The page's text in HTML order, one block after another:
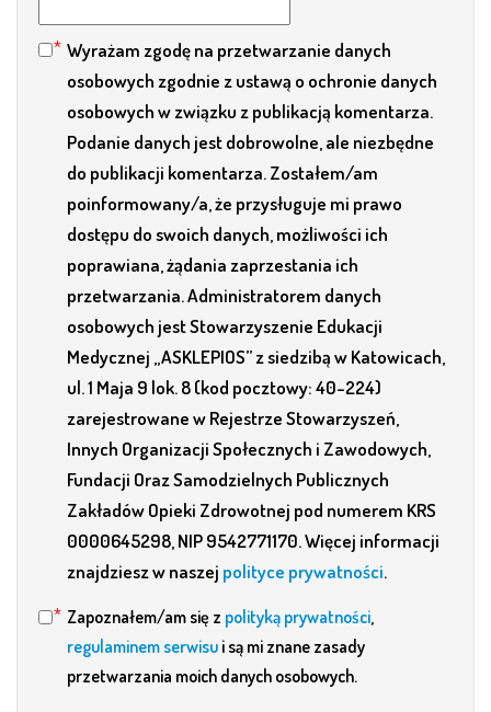
Wyrażam zgodę na przetwarzanie danych
osobowych zgodnie z ustawą o ochronie danych
osobowych w związku z publikacją komentarza.
Podanie danych jest dobrowolne, ale niezbędne
do publikacji komentarza. Zostałem/am
poinformowany/a, że przysługuje mi prawo
dostępu do swoich danych, możliwości ich
poprawiana, żądania zaprzestania ich
przetwarzania. Administratorem danych
osobowych jest Stowarzyszenie Edukacji
Medycznej „ASKLEPIOS” z siedzibą w Katowicach,
ul. 1 Maja 9 lok. 8 (kod pocztowy: 40-224)
zarejestrowane w Rejestrze Stowarzyszeń,
Innych Organizacji Społecznych i Zawodowych,
Fundacji Oraz Samodzielnych Publicznych
Zakładów Opieki Zdrowotnej pod numerem KRS
0000645298, NIP 9542771170. Więcej informacji
znajdziesz w naszej polityce prywatności.
Zapoznałem/am się z polityką prywatności
regulaminem serwisu i są mi znane zasady
przetwarzania moich danych osobowych.